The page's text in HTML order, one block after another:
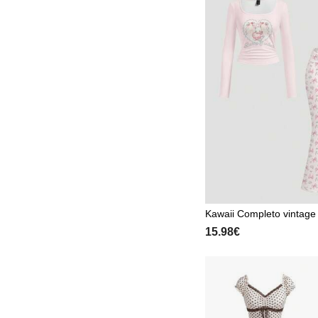
Kawaii Completo
per donna composto da
vita bassa a zampa
15.98€